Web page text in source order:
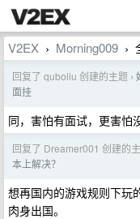
V2EX › Morning009 ›
回复了 quboliu 创建的主题 ›
面挂
同，害怕有面试，更害怕
回复了 Dreamer001 创建的
本上解决？
想再国内的游戏规则下玩
肉身出国。